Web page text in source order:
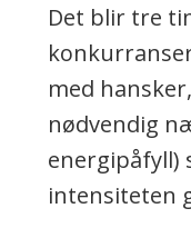
Det blir tre
med
nødvendig
energipåfyll)
intensiteten